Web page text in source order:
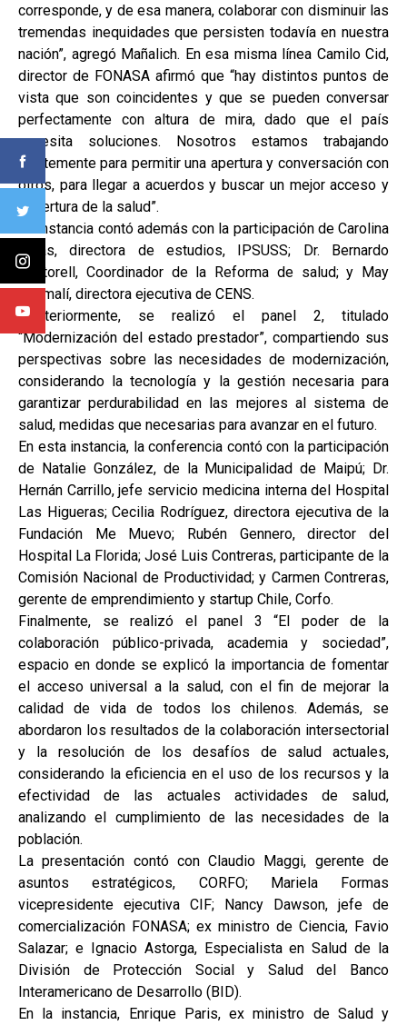
corresponde, y de esa manera, colaborar con disminuir las
tremendas inequidades que persisten todavía en nuestra
nación”, agregó Mañalich. En esa misma línea Camilo Cid,
director de FONASA afirmó que “hay distintos puntos de
vista que son coincidentes y que se pueden conversar
perfectamente con altura de mira, dado que el país
necesita soluciones. Nosotros estamos trabajando
fuertemente para permitir una apertura y conversación con
otros, para llegar a acuerdos y buscar un mejor acceso y
cobertura de la salud”.
La instancia contó además con la participación de Carolina
Velas, directora de estudios, IPSUSS; Dr. Bernardo
Martorell, Coordinador de la Reforma de salud; y May
Chomalí, directora ejecutiva de CENS.
Posteriormente, se realizó el panel 2, titulado
“Modernización del estado prestador”, compartiendo sus
perspectivas sobre las necesidades de modernización,
considerando la tecnología y la gestión necesaria para
garantizar perdurabilidad en las mejores al sistema de
salud, medidas que necesarias para avanzar en el futuro.
En esta instancia, la conferencia contó con la participación
de Natalie González, de la Municipalidad de Maipú; Dr.
Hernán Carrillo, jefe servicio medicina interna del Hospital
Las Higueras; Cecilia Rodríguez, directora ejecutiva de la
Fundación Me Muevo; Rubén Gennero, director del
Hospital La Florida; José Luis Contreras, participante de la
Comisión Nacional de Productividad; y Carmen Contreras,
gerente de emprendimiento y startup Chile, Corfo.
Finalmente, se realizó el panel 3 “El poder de la
colaboración público-privada, academia y sociedad”,
espacio en donde se explicó la importancia de fomentar
el acceso universal a la salud, con el fin de mejorar la
calidad de vida de todos los chilenos. Además, se
abordaron los resultados de la colaboración intersectorial
y la resolución de los desafíos de salud actuales,
considerando la eficiencia en el uso de los recursos y la
efectividad de las actuales actividades de salud,
analizando el cumplimiento de las necesidades de la
población.
La presentación contó con Claudio Maggi, gerente de
asuntos estratégicos, CORFO; Mariela Formas
vicepresidente ejecutiva CIF; Nancy Dawson, jefe de
comercialización FONASA; ex ministro de Ciencia, Favio
Salazar; e Ignacio Astorga, Especialista en Salud de la
División de Protección Social y Salud del Banco
Interamericano de Desarrollo (BID).
En la instancia, Enrique Paris, ex ministro de Salud y